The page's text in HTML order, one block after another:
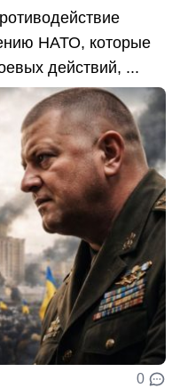
НАТО, которые
действий, ...
0